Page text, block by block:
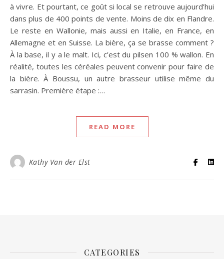
à vivre. Et pourtant, ce goût si local se retrouve aujourd’hui
dans plus de 400 points de vente. Moins de dix en Flandre.
Le reste en Wallonie, mais aussi en Italie, en France, en
Allemagne et en Suisse. La bière, ça se brasse comment ?
À la base, il y a le malt. Ici, c’est du pilsen 100 % wallon. En
réalité, toutes les céréales peuvent convenir pour faire de
la bière. À Boussu, un autre brasseur utilise même du
sarrasin. Première étape :…
READ MORE
Kathy Van der Elst
CATEGORIES